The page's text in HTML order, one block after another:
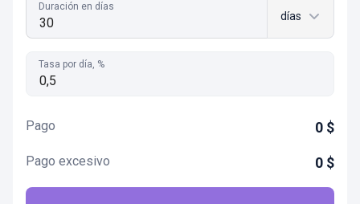
Duración en días
días
Tasa por día, %
Pago 0 $
Pago excesivo 0 $